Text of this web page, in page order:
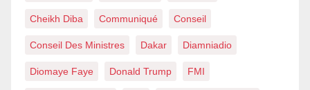
Cheikh Diba Communiqué Conseil
Conseil Des Ministres Dakar Diamniadio
Diomaye Faye Donald Trump FMI